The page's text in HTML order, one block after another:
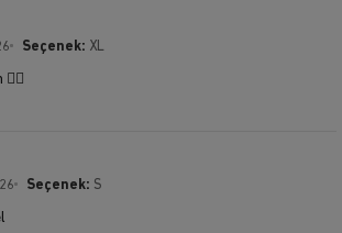
Seçenek: XL
Seçenek: S